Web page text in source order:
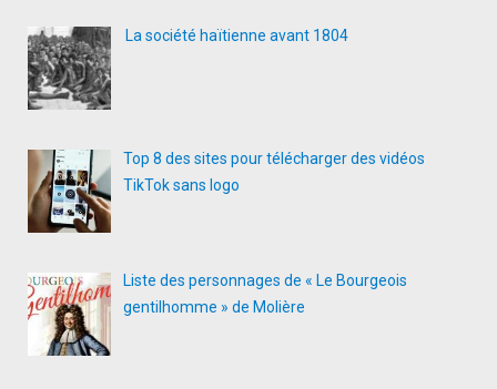
La société haïtienne avant 1804
Top 8 des sites pour télécharger des vidéos
TikTok sans logo
Liste des personnages de « Le Bourgeois
gentilhomme » de Molière